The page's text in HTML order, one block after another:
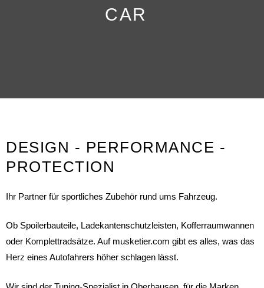
CAR
DESIGN - PERFORMANCE -
PROTECTION
Ihr Partner für sportliches Zubehör rund ums Fahrzeug.
Ob Spoilerbauteile, Ladekantenschutzleisten, Kofferraumwannen
oder Komplettradsätze. Auf musketier.com gibt es alles, was das
Herz eines Autofahrers höher schlagen lässt.